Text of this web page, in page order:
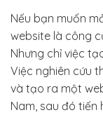
Nếu bạn muốn
website là công
Nhưng chỉ việc
Việc nghiên cứu
và tạo ra một
Nam, sau đó tiến